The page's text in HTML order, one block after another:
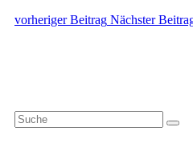
vorheriger Beitrag Nächster
Search
for: